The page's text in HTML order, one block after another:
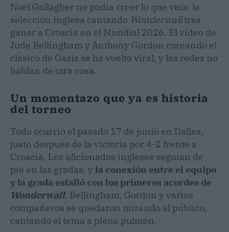
Noel Gallagher no podía creer lo que veía: la
selección inglesa cantando Wonderwalltras
ganar a Croacia en el Mundial 2026. El vídeo de
Jude Bellingham y Anthony Gordon coreando el
clásico de Oasis se ha vuelto viral, y las redes no
hablan de otra cosa.
Un momentazo que ya es historia
del torneo
Todo ocurrió el pasado 17 de junio en Dallas,
justo después de la victoria por 4-2 frente a
Croacia. Los aficionados ingleses seguían de
pie en las gradas, yla conexión entre el equipo
y la grada estalló con los primeros acordes de
Wonderwall. Bellingham, Gordon y varios
compañeros se quedaron mirando al público,
cantando el tema a pleno pulmón.